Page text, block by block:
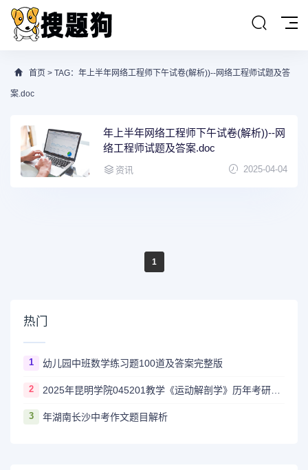
首页 > TAG：年上半年网络工程师下午试卷(解析))--网络工程师试题及答
案.doc
年上半年网络工程师下午试卷(解析))--网
络工程师试题及答案.doc
资讯 2025-04-04
1
热门
1 幼儿园中班数学练习题100道及答案完整版
2 2025年昆明学院045201教学《运动解剖学》历年考研试题
3 年湖南长沙中考作文题目解析